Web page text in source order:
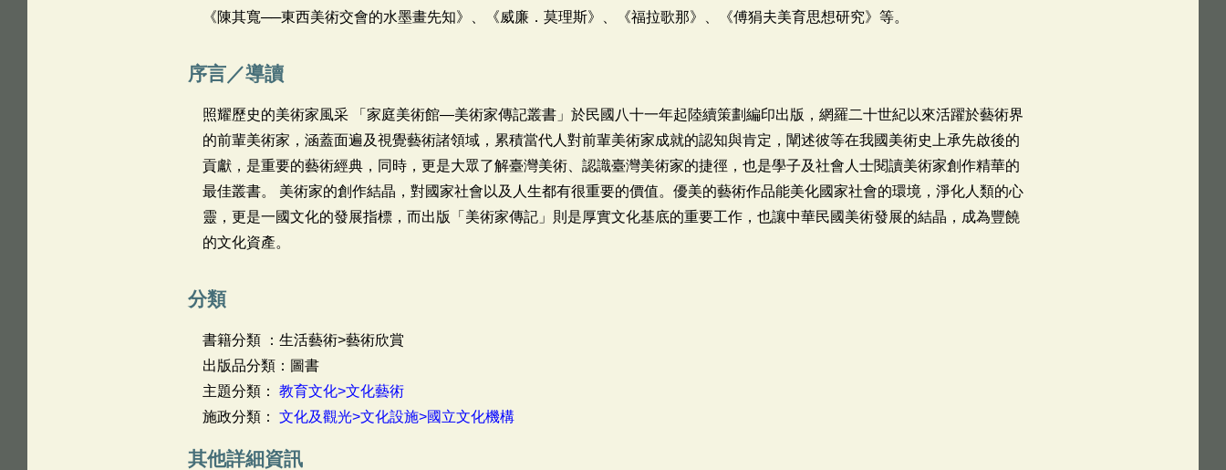
《陳其寬──東西美術交會的水墨畫先知》、《威廉．莫理斯》、《福拉歌那》、《傅狷夫美育思想研究》等。
序言／導讀
照耀歷史的美術家風采 「家庭美術館―美術家傳記叢書」於民國八十一年起陸續策劃編印出版，網羅二十世紀以來活躍於藝術界
的前輩美術家，涵蓋面遍及視覺藝術諸領域，累積當代人對前輩美術家成就的認知與肯定，闡述彼等在我國美術史上承先啟後的
貢獻，是重要的藝術經典，同時，更是大眾了解臺灣美術、認識臺灣美術家的捷徑，也是學子及社會人士閱讀美術家創作精華的
最佳叢書。 美術家的創作結晶，對國家社會以及人生都有很重要的價值。優美的藝術作品能美化國家社會的環境，淨化人類的心
靈，更是一國文化的發展指標，而出版「美術家傳記」則是厚實文化基底的重要工作，也讓中華民國美術發展的結晶，成為豐饒
的文化資產。
分類
書籍分類 ：生活藝術>藝術欣賞
出版品分類：圖書
主題分類： 教育文化>文化藝術
施政分類： 文化及觀光>文化設施>國立文化機構
其他詳細資訊